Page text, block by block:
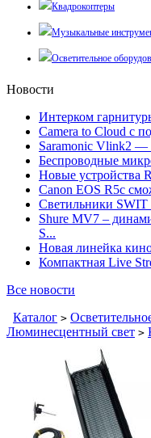
Квадрокоптеры
Музыкальные
Осветительное
Новости
Интерком
Camera to Cloud с
Saramonic Vlink2 —
Беспроводные
Новые устройства
Canon EOS R5c
Светильники SWIT
Shure MV7 –
S...
Новая линейка
Компактная Live
Все новости
Каталог >
Люминесцентный свет >